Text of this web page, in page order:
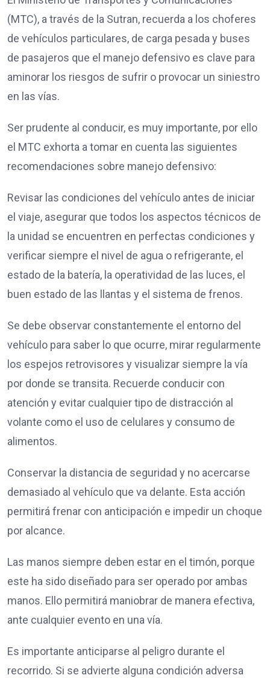
(MTC), a través de la Sutran, recuerda a los choferes
de vehículos particulares, de carga pesada y buses
de pasajeros que el manejo defensivo es clave para
aminorar los riesgos de sufrir o provocar un siniestro
en las vías.
Ser prudente al conducir, es muy importante, por ello
el MTC exhorta a tomar en cuenta las siguientes
recomendaciones sobre manejo defensivo:
Revisar las condiciones del vehículo antes de iniciar
el viaje, asegurar que todos los aspectos técnicos de
la unidad se encuentren en perfectas condiciones y
verificar siempre el nivel de agua o refrigerante, el
estado de la batería, la operatividad de las luces, el
buen estado de las llantas y el sistema de frenos.
Se debe observar constantemente el entorno del
vehículo para saber lo que ocurre, mirar regularmente
los espejos retrovisores y visualizar siempre la vía
por donde se transita. Recuerde conducir con
atención y evitar cualquier tipo de distracción al
volante como el uso de celulares y consumo de
alimentos.
Conservar la distancia de seguridad y no acercarse
demasiado al vehículo que va delante. Esta acción
permitirá frenar con anticipación e impedir un choque
por alcance.
Las manos siempre deben estar en el timón, porque
este ha sido diseñado para ser operado por ambas
manos. Ello permitirá maniobrar de manera efectiva,
ante cualquier evento en una vía.
Es importante anticiparse al peligro durante el
recorrido. Si se advierte alguna condición adversa